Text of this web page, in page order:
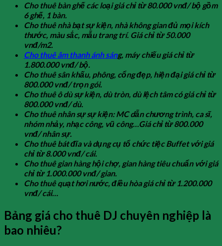
Cho thuê bàn ghế các loại giá chỉ từ 80.000 vnđ/ bộ gồm
6 ghế, 1 bàn.
Cho thuê nhà bạt sự kiện, nhà không gian đủ mọi kích
thước, màu sắc, mẫu trang trí. Giá chỉ từ 50.000
vnđ/m2.
Cho thuê âm thanh ánh sáng, máy chiếu giá chỉ từ
1.800.000 vnđ/ bộ.
Cho thuê sân khấu, phông, cổng đẹp, hiện đại giá chỉ từ
800.000 vnđ/ trọn gói.
Cho thuê ô dù sự kiện, dù tròn, dù lệch tâm có giá chỉ từ
800.000 vnđ/ dù.
Cho thuê nhân sự sự kiện: MC dẫn chương trình, ca sĩ,
nhóm nhảy, nhạc công, vũ công…Giá chỉ từ 800.000
vnđ/ nhân sự.
Cho thuê bát đĩa và dụng cụ tổ chức tiệc Buffet với giá
chỉ từ 8.000 vnđ/ cái.
Cho thuê gian hàng hội chợ, gian hàng tiêu chuẩn với giá
chỉ từ 1.000.000 vnđ/ gian.
Cho thuê quạt hơi nước, điều hòa giá chỉ từ 1.200.000
vnđ/ cái…
Bảng giá cho thuê DJ chuyên nghiệp là
bao nhiêu?